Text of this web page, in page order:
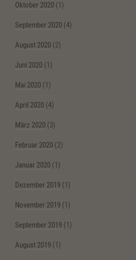
Oktober 2020 (1)
September 2020 (4)
August 2020 (2)
Juni 2020 (1)
Mai 2020 (1)
April 2020 (4)
März 2020 (3)
Februar 2020 (2)
Januar 2020 (1)
Dezember 2019 (1)
November 2019 (1)
September 2019 (1)
August 2019 (1)